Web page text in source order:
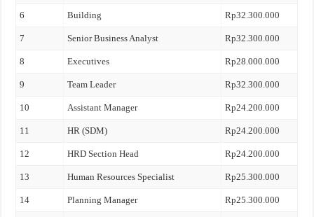
6 Building Rp32.300.000
7 Senior Business Analyst Rp32.300.000
8 Executives Rp28.000.000
9 Team Leader Rp32.300.000
10 Assistant Manager Rp24.200.000
11 HR (SDM) Rp24.200.000
12 HRD Section Head Rp24.200.000
13 Human Resources Specialist Rp25.300.000
14 Planning Manager Rp25.300.000